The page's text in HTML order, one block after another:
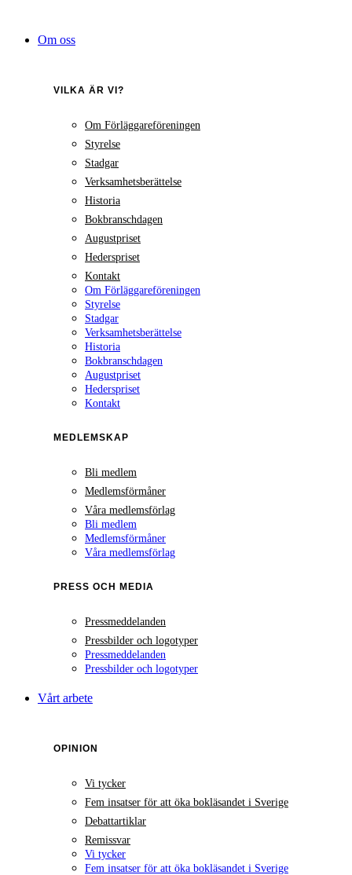
innehållOm oss
VILKA ÄR VI?
Om Förläggareföreningen
Styrelse
Stadgar
Verksamhetsberättelse
Historia
Bokbranschdagen
Augustpriset
Hederspriset
Kontakt
Om Förläggareföreningen
Styrelse
Stadgar
Verksamhetsberättelse
Historia
Bokbranschdagen
Augustpriset
Hederspriset
Kontakt
MEDLEMSKAP
Bli medlem
Medlemsförmåner
Våra medlemsförlag
Bli medlem
Medlemsförmåner
Våra medlemsförlag
PRESS OCH MEDIA
Pressmeddelanden
Pressbilder och logotyper
Pressmeddelanden
Pressbilder och logotyper
Vårt arbete
OPINION
Vi tycker
Fem insatser för att öka bokläsandet i Sverige
Debattartiklar
Remissvar
Vi tycker
Fem insatser för att öka bokläsandet i Sverige